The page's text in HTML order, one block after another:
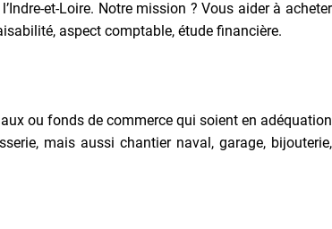
et-Loire. Notre mission ? Vous aider à acheter
aspect comptable, étude financière.
ou fonds de commerce qui soient en adéquation
mais aussi chantier naval, garage, bijouterie,